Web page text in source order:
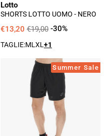
Lotto
SHORTS LOTTO UOMO - NERO
€13,20 €19,00 -30%
TAGLIE:MLXL+1
Shorts
Lotto
Uomo
-
Nero
Summer Sale